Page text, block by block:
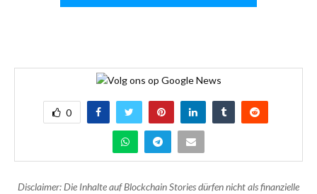
0
Disclaimer: Die Inhalte auf Blockchain Stories dürfen nicht als finanzielle